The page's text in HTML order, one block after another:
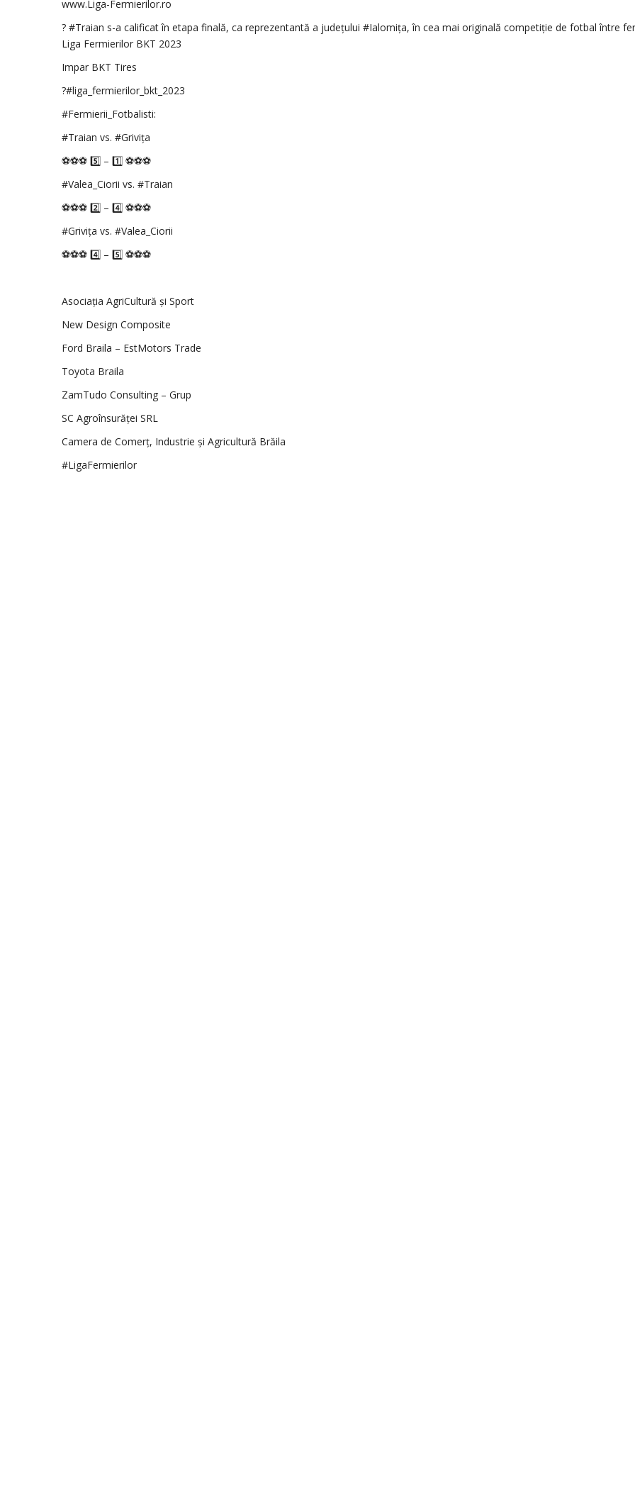
www.Liga-Fermierilor.ro
? #Traian s-a calificat în etapa finală, ca reprezentantă a județului #Ialomița, în cea mai originală competiție de fotbal între
Liga Fermierilor BKT 2023
Impar BKT Tires
?#liga_fermierilor_bkt_2023
#Fermierii_Fotbalisti:
#Traian vs. #Grivița
⚽️⚽️⚽️ 5️⃣ – 1️⃣ ⚽️⚽️⚽️
#Valea_Ciorii vs. #Traian
⚽️⚽️⚽️ 2️⃣ – 4️⃣ ⚽️⚽️⚽️
#Grivița vs. #Valea_Ciorii
⚽️⚽️⚽️ 4️⃣ – 5️⃣ ⚽️⚽️⚽️
Asociația AgriCultură și Sport
New Design Composite
Ford Braila – EstMotors Trade
Toyota Braila
ZamTudo Consulting – Grup
SC Agroînsurăței SRL
Camera de Comerț, Industrie și Agricultură Brăila
#LigaFermierilor